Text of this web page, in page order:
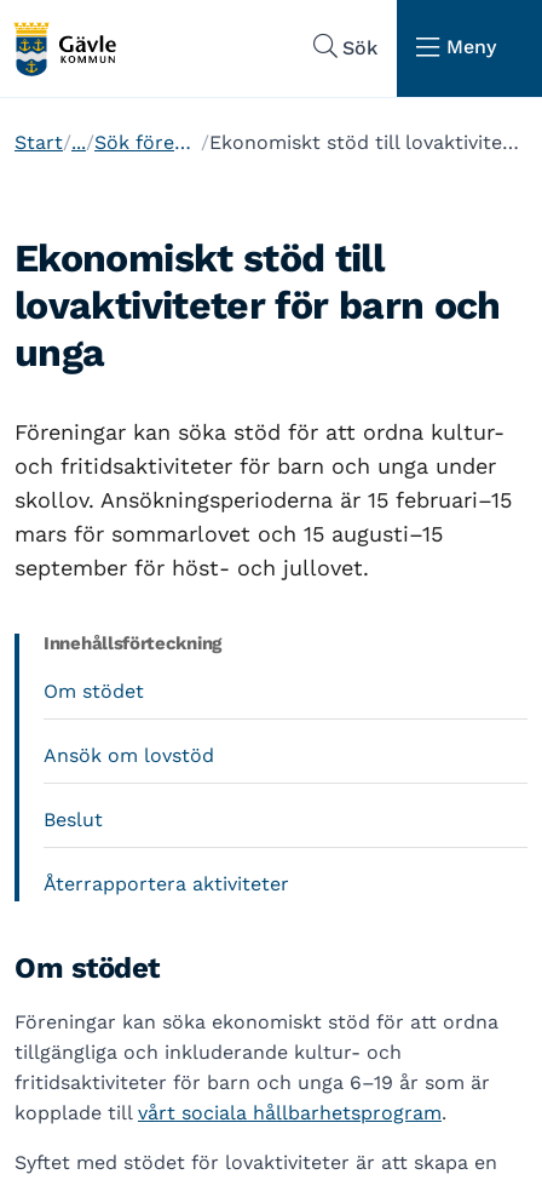
Sök
Meny
Start ... Sök föreningsstöd Ekonomiskt stöd till lovaktiviteter för barn och unga
Ekonomiskt stöd till
lovaktiviteter för barn och
unga
Föreningar kan söka stöd för att ordna kultur-
och fritidsaktiviteter för barn och unga under
skollov. Ansökningsperioderna är 15 februari–15
mars för sommarlovet och 15 augusti–15
september för höst- och jullovet.
Innehållsförteckning
Om stödet
Ansök om lovstöd
Beslut
Återrapportera aktiviteter
Om stödet
Föreningar kan söka ekonomiskt stöd för att ordna
tillgängliga och inkluderande kultur- och
fritidsaktiviteter för barn och unga 6–19 år som är
kopplade till vårt sociala hållbarhetsprogram.
Syftet med stödet för lovaktiviteter är att skapa en